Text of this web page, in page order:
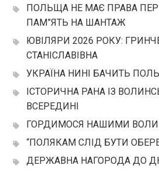
ПОЛЬЩА НЕ МАЄ ПРАВА
ПАМ”ЯТЬ НА ШАНТАЖ
ЮВІЛЯРИ 2026 РОКУ:
СТАНІСЛАВІВНА
УКРАЇНА НИНІ БАЧИТЬ
ІСТОРИЧНА РАНА ІЗ
ВСЕРЕДИНІ
ГОРДИМОСЯ НАШИМИ
“ПОЛЯКАМ СЛІД БУТИ
ДЕРЖАВНА НАГОРОДА ДО